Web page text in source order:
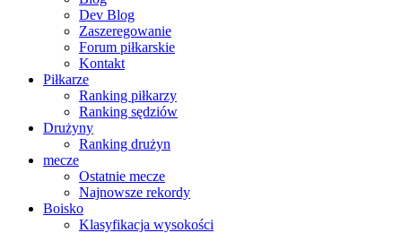
Dev Blog
Zaszeregowanie
Forum piłkarskie
Kontakt
Piłkarze
Ranking piłkarzy
Ranking sędziów
Drużyny
Ranking drużyn
mecze
Ostatnie mecze
Najnowsze rekordy
Boisko
Klasyfikacja wysokości